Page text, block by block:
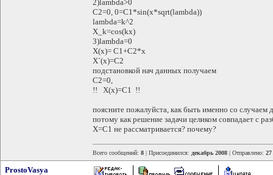
2)lambda>0
C2=0, 0=C1*sin(x*sqrt(lambda))
lambda=k^2
X_k=cos(kx)
3)lambda=0
X(x)= C1+C2*x
X`(x)=C2
подстановкой нач данных получаем
C2=0,
!! X(x)=C1 !!
поясните пожалуйста, как быть именно со случаем
потому как решение задачи целиком совпадает с
X=C1 не рассматривается? почему?
Всего сообщений: 8 | Присоединился: декабрь 2008 | Отправлено: 27
ProstoVasya